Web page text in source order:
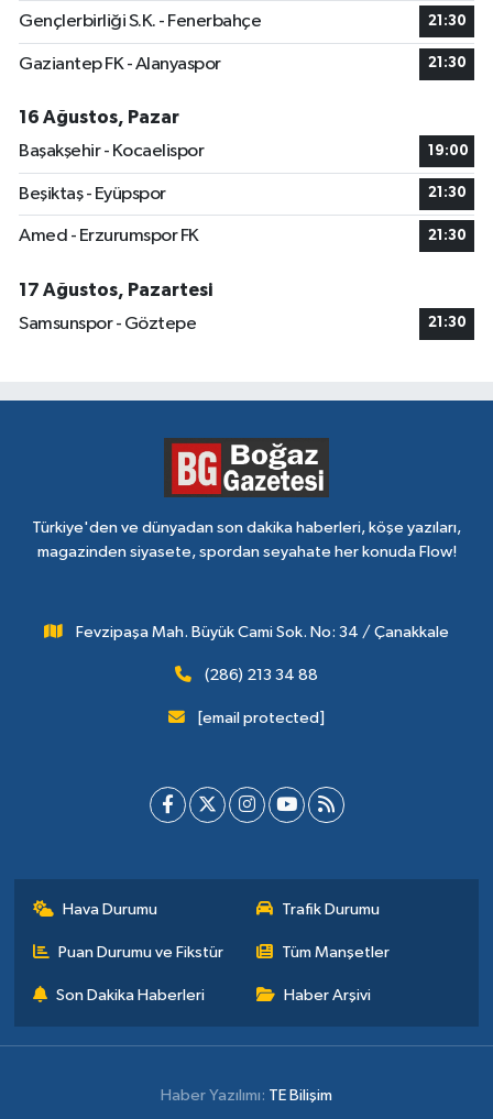
Gençlerbirliği S.K. - Fenerbahçe 21:30
Gaziantep FK - Alanyaspor 21:30
16 Ağustos, Pazar
Başakşehir - Kocaelispor
19:00
Beşiktaş - Eyüpspor 21:30
Amed - Erzurumspor FK 21:30
17 Ağustos, Pazartesi
Samsunspor - Göztepe
21:30
Türkiye'den ve dünyadan son dakika haberleri, köşe yazıları,
magazinden siyasete, spordan seyahate her konuda Flow!
Fevzipaşa Mah. Büyük Cami Sok. No: 34 / Çanakkale
(286) 213 34 88
[email protected]
Hava Durumu Trafik Durumu
Puan Durumu ve Fikstür Tüm Manşetler
Son Dakika Haberleri Haber Arşivi
Haber Yazılımı: TE Bilişim